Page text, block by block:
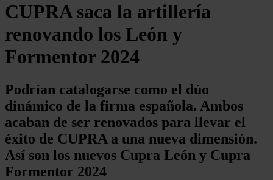
CUPRA saca la artillería
renovando los León y
Formentor 2024
Podrían catalogarse como el dúo
dinámico de la firma española. Ambos
acaban de ser renovados para llevar el
éxito de CUPRA a una nueva dimensión.
Así son los nuevos Cupra León y Cupra
Formentor 2024